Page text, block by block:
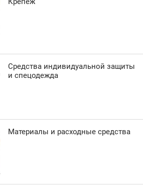
Средства индивидуальной защиты
и спецодежда
Материалы и расходные средства